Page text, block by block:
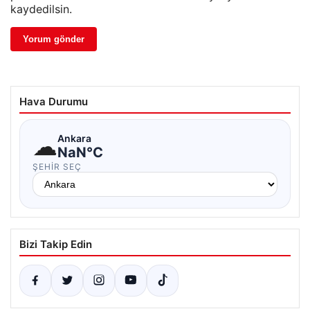
kaydedilsin.
Hava Durumu
☁Ankara
NaN°C
ŞEHIR SEÇ
Bizi Takip Edin